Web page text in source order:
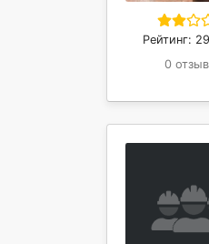
Рейтинг:
0